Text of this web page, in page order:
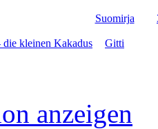
Suomirja
kleinen Kakadus Gitti
anzeigen